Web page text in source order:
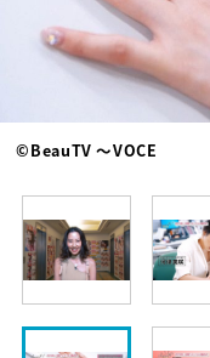
©BeauTV ～VOCE